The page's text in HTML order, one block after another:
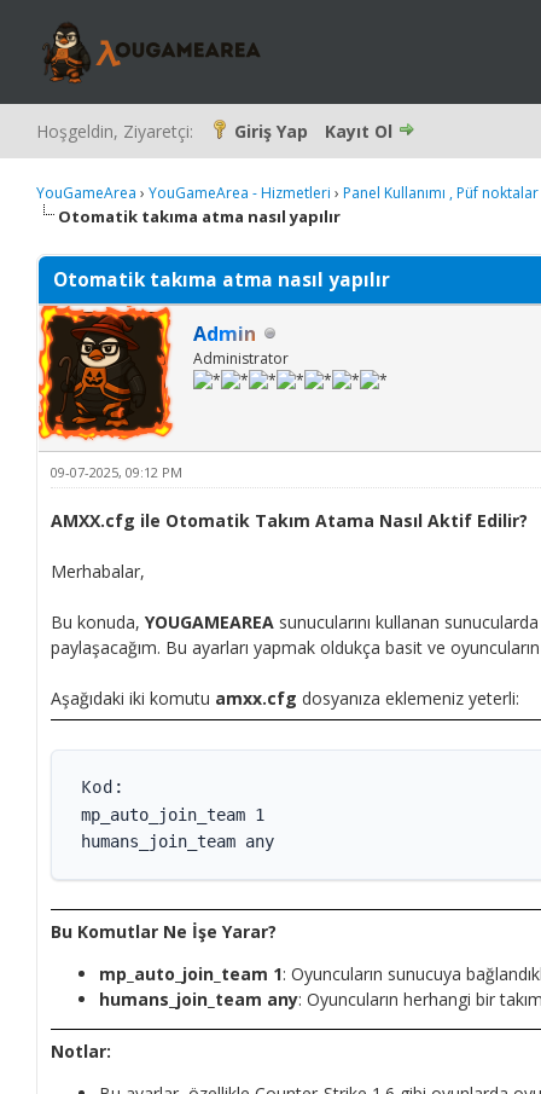
Hoşgeldin, Ziyaretçi: Giriş Yap Kayıt Ol
YouGameArea › YouGameArea - Hizmetleri › Panel Kullanımı , Püf noktalar
Otomatik takıma atma nasıl yapılır
Otomatik takıma atma nasıl yapılır
Admin
Administrator
09-07-2025, 09:12 PM
AMXX.cfg ile Otomatik Takım Atama Nasıl Aktif Edilir?
Merhabalar,
Bu konuda, YOUGAMEAREA sunucularını kullanan
paylaşacağım. Bu ayarları yapmak oldukça basit ve oyuncuların
Aşağıdaki iki komutu amxx.cfg dosyanıza eklemeniz yeterli:
Kod:
mp_auto_join_team 1
humans_join_team any
Bu Komutlar Ne İşe Yarar?
mp_auto_join_team 1: Oyuncuların sunucuya
humans_join_team any: Oyuncuların herhangi bir
Notlar: